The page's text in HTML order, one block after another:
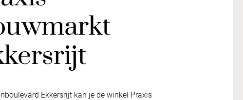
Ekkersrijt kan je de winkel Praxis